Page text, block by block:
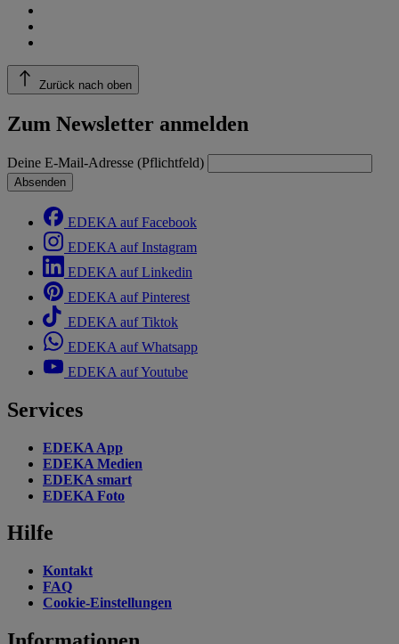
Zurück nach oben
Zum Newsletter anmelden
Deine E-Mail-Adresse (Pflichtfeld)
Absenden
EDEKA auf Facebook
EDEKA auf Instagram
EDEKA auf Linkedin
EDEKA auf Pinterest
EDEKA auf Tiktok
EDEKA auf Whatsapp
EDEKA auf Youtube
Services
EDEKA App
EDEKA Medien
EDEKA smart
EDEKA Foto
Hilfe
Kontakt
FAQ
Cookie-Einstellungen